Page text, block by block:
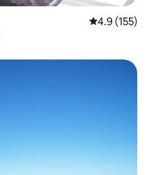
レビュー155
4.9 (155)